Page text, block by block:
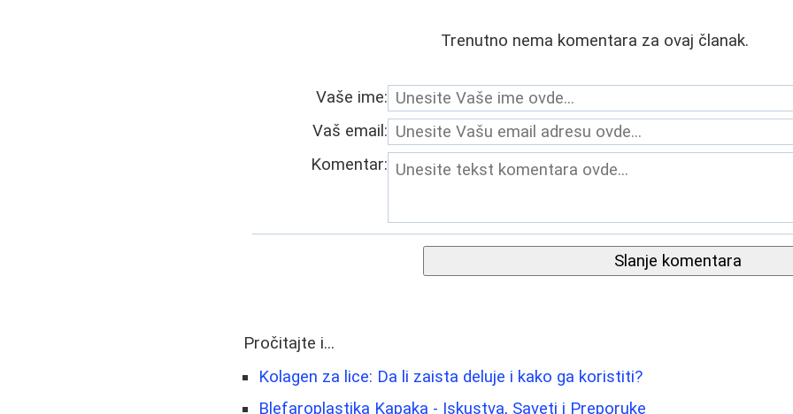
Trenutno nema komentara za ovaj članak.
Vaše ime:
Vaš email:
Komentar:
Slanje komentara
Pročitajte i...
Kolagen za lice: Da li zaista deluje i kako ga koristiti?
Blefaroplastika Kapaka - Iskustva, Saveti i Preporuke